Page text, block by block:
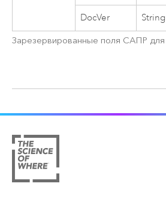
DocVer String
Зарезервированные поля САПР